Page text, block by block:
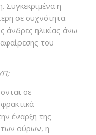
Συγκεκριμένα η
σε συχνότητα
άνδρες ηλικίας άνω
του
σε
έναρξη της
των ούρων, η